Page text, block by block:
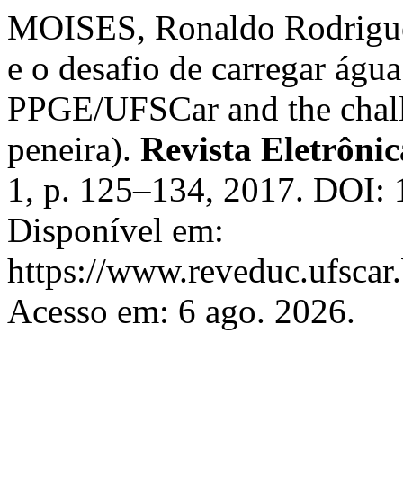
MOISES, Ronaldo
e o desafio de carregar
PPGE/UFSCar and the
peneira). Revista
1, p. 125–134, 2017. DOI:
Disponível em:
https://
Acesso em: 6 ago. 2026.